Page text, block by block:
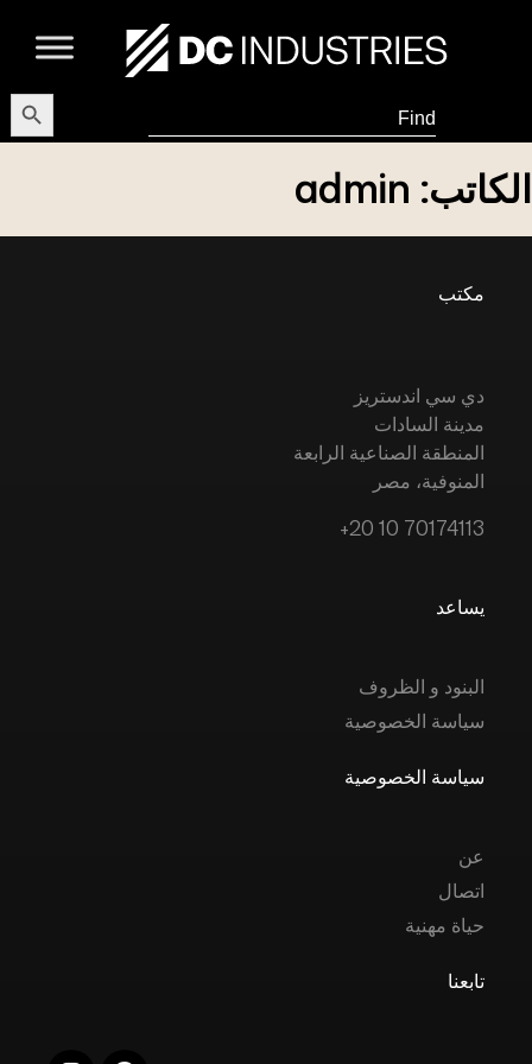
Search
for:
Button
الكاتب: admin
مكتب
دي سي اندستريز
مدينة السادات
المنطقة الصناعية الرابعة
المنوفية، مصر
+20 10 70174113
يساعد
البنود و الظروف
سياسة الخصوصية
سياسة الخصوصية
عن
اتصال
حياة مهنية
تابعنا